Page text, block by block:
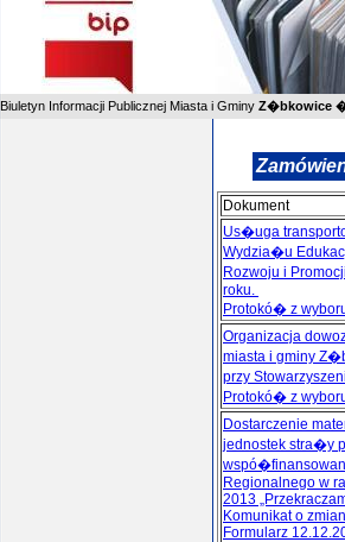
Biuletyn Informacji Publicznej Miasta i Gminy Z�bkowice
Dokument
Us�uga
Wydzia�u
Rozwoju i
roku.
Protokó� z
Organizacja
miasta i gminy
przy
Protokó� z
Dostarczenie
jednostek stra�y
Regionalnego w
2013
Komunikat o
Formularz